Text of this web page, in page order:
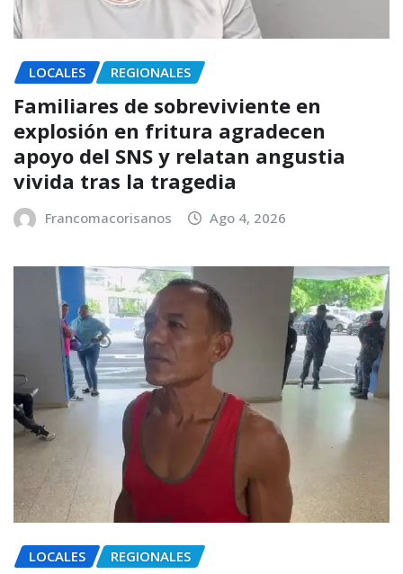
LOCALES REGIONALES
Familiares de sobreviviente en
explosión en fritura agradecen
apoyo del SNS y relatan angustia
vivida tras la tragedia
Francomacorisanos Ago 4, 2026
LOCALES REGIONALES